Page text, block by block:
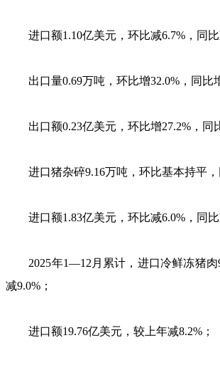
进口额1.10亿美元，环比减6.7%，同比
出口量0.69万吨，环比增32.0%，同比
出口额0.23亿美元，环比增27.2%，同比
进口猪杂碎9.16万吨，环比基本持平，
进口额1.83亿美元，环比减6.0%，同比
2025年1—12月累计，进口冷鲜冻猪肉
减9.0%；
进口额19.76亿美元，较上年减8.2%；